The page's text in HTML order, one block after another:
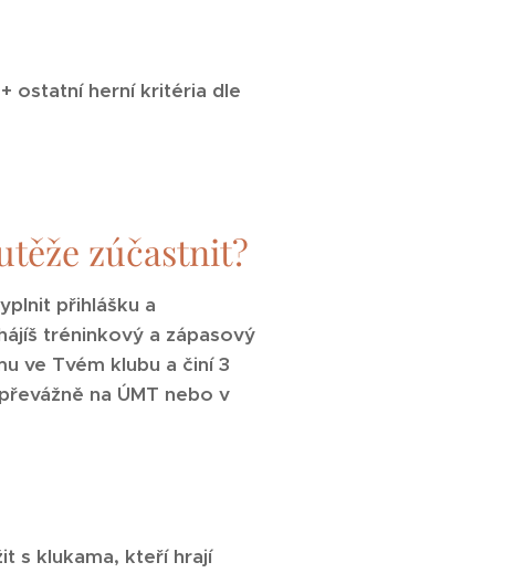
ostatní herní kritéria dle
zúčastnit?
přihlášku a
tréninkový a zápasový
ve Tvém klubu a činí 3
na ÚMT nebo v
s klukama, kteří hrají